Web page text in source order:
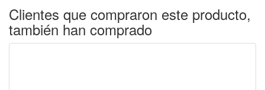
Clientes que compraron este producto,
también han comprado